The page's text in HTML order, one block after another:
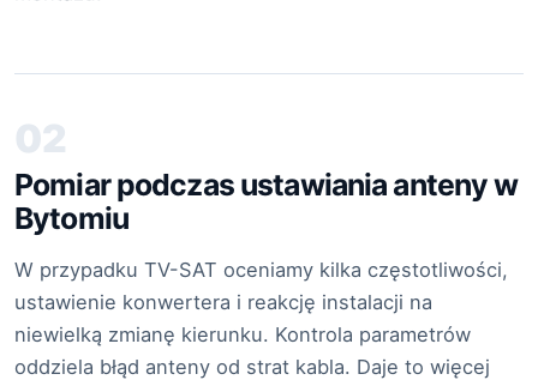
02
Pomiar podczas ustawiania anteny w
Bytomiu
W przypadku TV-SAT oceniamy kilka częstotliwości,
ustawienie konwertera i reakcję instalacji na
niewielką zmianę kierunku. Kontrola parametrów
oddziela błąd anteny od strat kabla. Daje to więcej